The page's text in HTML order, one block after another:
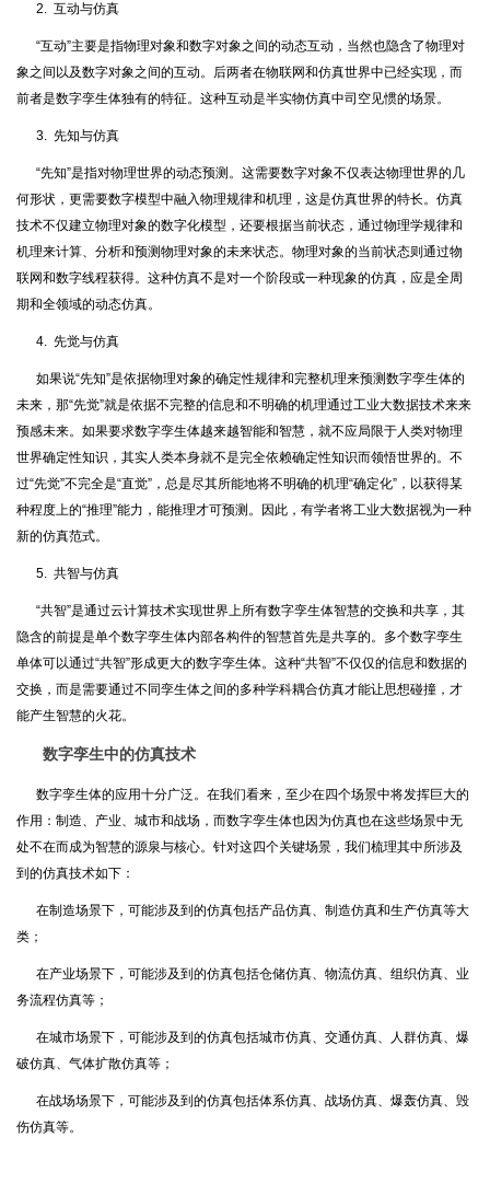
2. 互动与仿真
“互动”主要是指物理对象和数字对象之间的动态互动，当然也隐含了物理对
象之间以及数字对象之间的互动。后两者在物联网和仿真世界中已经实现，而
前者是数字孪生体独有的特征。这种互动是半实物仿真中司空见惯的场景。
3. 先知与仿真
“先知”是指对物理世界的动态预测。这需要数字对象不仅表达物理世界的几
何形状，更需要数字模型中融入物理规律和机理，这是仿真世界的特长。仿真
技术不仅建立物理对象的数字化模型，还要根据当前状态，通过物理学规律和
机理来计算、分析和预测物理对象的未来状态。物理对象的当前状态则通过物
联网和数字线程获得。这种仿真不是对一个阶段或一种现象的仿真，应是全周
期和全领域的动态仿真。
4. 先觉与仿真
如果说“先知”是依据物理对象的确定性规律和完整机理来预测数字孪生体的
未来，那“先觉”就是依据不完整的信息和不明确的机理通过工业大数据技术来来
预感未来。如果要求数字孪生体越来越智能和智慧，就不应局限于人类对物理
世界确定性知识，其实人类本身就不是完全依赖确定性知识而领悟世界的。不
过“先觉”不完全是“直觉”，总是尽其所能地将不明确的机理“确定化”，以获得某
种程度上的“推理”能力，能推理才可预测。因此，有学者将工业大数据视为一种
新的仿真范式。
5. 共智与仿真
“共智”是通过云计算技术实现世界上所有数字孪生体智慧的交换和共享，其
隐含的前提是单个数字孪生体内部各构件的智慧首先是共享的。多个数字孪生
单体可以通过“共智”形成更大的数字孪生体。这种“共智”不仅仅的信息和数据的
交换，而是需要通过不同孪生体之间的多种学科耦合仿真才能让思想碰撞，才
能产生智慧的火花。
数字孪生中的仿真技术
数字孪生体的应用十分广泛。在我们看来，至少在四个场景中将发挥巨大的
作用：制造、产业、城市和战场，而数字孪生体也因为仿真也在这些场景中无
处不在而成为智慧的源泉与核心。针对这四个关键场景，我们梳理其中所涉及
到的仿真技术如下：
在制造场景下，可能涉及到的仿真包括产品仿真、制造仿真和生产仿真等大
类；
在产业场景下，可能涉及到的仿真包括仓储仿真、物流仿真、组织仿真、业
务流程仿真等；
在城市场景下，可能涉及到的仿真包括城市仿真、交通仿真、人群仿真、爆
破仿真、气体扩散仿真等；
在战场场景下，可能涉及到的仿真包括体系仿真、战场仿真、爆轰仿真、毁
伤仿真等。